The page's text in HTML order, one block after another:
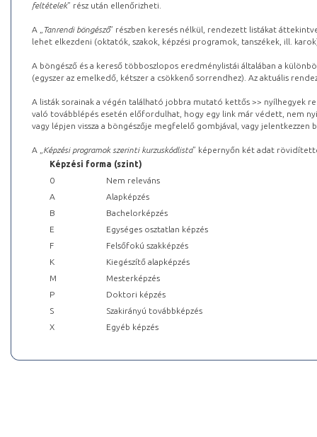
feltételek” rész után ellenőrizheti.
A „ Tanrendi böngésző” részben keresés nélkül, rendezett listákat
lehet elkezdeni (oktatók, szakok, képzési programok, tanszékek, ill.
A böngésző és a kereső többoszlopos eredménylistái általában a
(egyszer az emelkedő, kétszer a csökkenő sorrendhez). Az aktuális
A listák sorainak a végén található jobbra mutató kettős >> nyílhegyek
való továbblépés esetén előfordulhat, hogy egy link már védett, nem
vagy lépjen vissza a böngészője megfelelő gombjával, vagy
A „ Képzési programok szerinti kurzuskódlista” képernyőn két adat
Képzési forma (szint)
0
Nem releváns
A
Alapképzés
B
Bachelorképzés
E
Egységes osztatlan képzés
F
Felsőfokú szakképzés
K
Kiegészítő alapképzés
M
Mesterképzés
P
Doktori képzés
S
Szakirányú továbbképzés
X
Egyéb képzés